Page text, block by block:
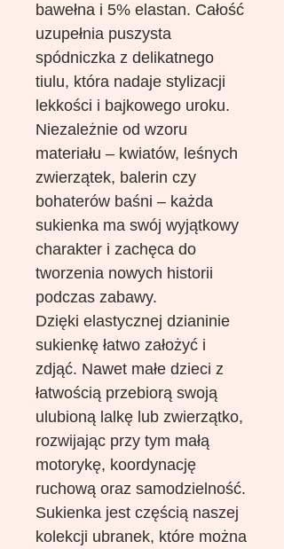
bawełna i 5% elastan. Całość
uzupełnia puszysta
spódniczka z delikatnego
tiulu, która nadaje stylizacji
lekkości i bajkowego uroku.
Niezależnie od wzoru
materiału – kwiatów, leśnych
zwierzątek, balerin czy
bohaterów baśni – każda
sukienka ma swój wyjątkowy
charakter i zachęca do
tworzenia nowych historii
podczas zabawy.
Dzięki elastycznej dzianinie
sukienkę łatwo założyć i
zdjąć. Nawet małe dzieci z
łatwością przebiorą swoją
ulubioną lalkę lub zwierzątko,
rozwijając przy tym małą
motorykę, koordynację
ruchową oraz samodzielność.
Sukienka jest częścią naszej
kolekcji ubranek, które można